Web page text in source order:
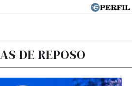
DE REPOSO